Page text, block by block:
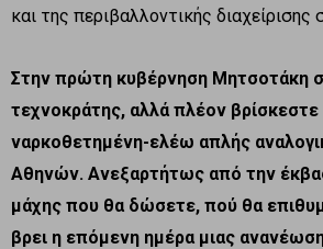
και της περιβαλλοντικής
Στην πρώτη κυβέρνηση Μητσοτάκη
τεχνοκράτης, αλλά πλέον
ναρκοθετημένη-ελέω απλής
Αθηνών. Ανεξαρτήτως από την
μάχης που θα δώσετε, πού θα
βρει η επόμενη ημέρα μιας